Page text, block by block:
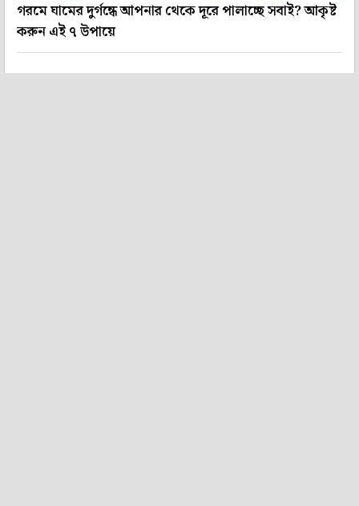
গরমে ঘামের দুর্গন্ধে আপনার থেকে দূরে পালাচ্ছে সবাই? আকৃষ্ট
করুন এই ৭ উপায়ে